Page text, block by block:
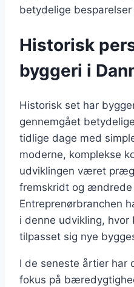
betydelige
Historisk
byggeri i
Historisk set har
gennemgået
tidlige dage med
moderne, komplekse
udviklingen været
fremskridt og ændrede
Entreprenørbranchen
i denne udvikling, hvor
tilpasset sig nye
I de seneste årtier har
fokus på